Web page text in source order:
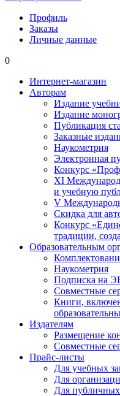
Профиль
Заказы
Личные данные
0
Интернет-магазин
Авторам
Издание
Издание
Публикация
Заказные
Наукометрия
Электронная
Конкурс
XI
и учебную
V
Скидка для
Конкурс
традиции,
Образовательным
Наукометрия
Подписка на
Совместные
Книги,
Издателям
Размещение
Совместные
Прайс-листы
Для учебных
Для
Для